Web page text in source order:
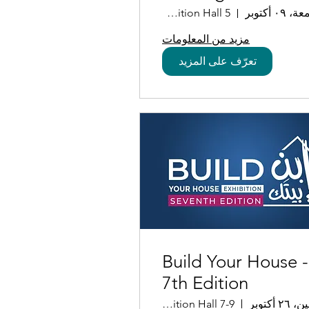
Between Middle
East Tour
٠٩ أكتوبر
Exhibition Hall 5
مزيد من المعلومات
تعرّف على المزيد
Build Your House -
7th Edition
أكتوبر
Exhibition Hall 7-9